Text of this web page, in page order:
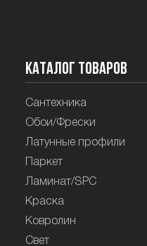
Каталог товаров
Сантехника
Обои/Фрески
Латунные профили
Паркет
Ламинат/SPC
Краска
Ковролин
Свет